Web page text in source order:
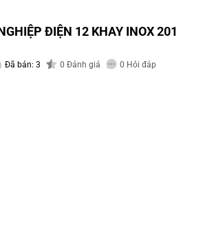
ĐIỆN 12 KHAY INOX 201
Đã bán: 3 0 Đánh giá 0 Hỏi đáp